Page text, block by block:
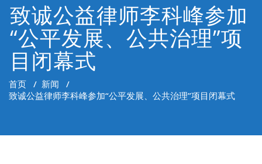
致诚公益律师李科峰参加
“公平发展、公共治理”项
目闭幕式
首页 / 新闻 /
致诚公益律师李科峰参加“公平发展、公共治理”项目闭幕式